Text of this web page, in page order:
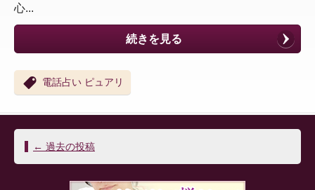
心...
続きを見る
電話占い ピュアリ
投 ← 過去の投稿